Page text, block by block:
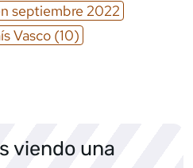
septiembre 2022
Vasco (10)
viendo una